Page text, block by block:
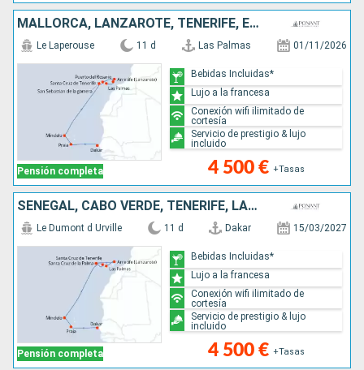
MALLORCA, LANZAROTE, TENERIFE, ESPAÑA, CABO VERDE, SENEGAL
Pensión completa
Le Laperouse 11 d Las Palmas 01/11/2026
4 500 € +Tasas
Bebidas Incluidas*
Lujo a la francesa
Conexión wifi ilimitado de
cortesía
Servicio de prestigio & lujo
incluido
SENEGAL, CABO VERDE, TENERIFE, LANZAROTE, MALLORCA
Pensión completa
Le Dumont d Urville 11 d Dakar 15/03/2027
4 500 € +Tasas
Bebidas Incluidas*
Lujo a la francesa
Conexión wifi ilimitado de
cortesía
Servicio de prestigio & lujo
incluido